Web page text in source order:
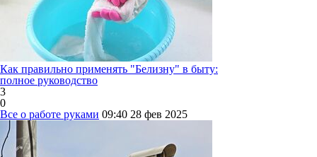
Как правильно применять "Белизну" в быту:
полное руководство
3
0
Все о работе руками 09:40 28 фев 2025